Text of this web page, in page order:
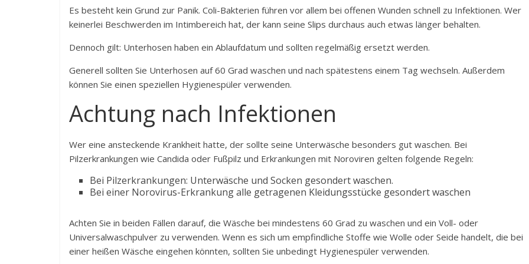
Es besteht kein Grund zur Panik. Coli-Bakterien führen vor allem bei offenen Wunden schnell zu Infektionen. Wer
keinerlei Beschwerden im Intimbereich hat, der kann seine Slips durchaus auch etwas länger behalten.
Dennoch gilt: Unterhosen haben ein Ablaufdatum und sollten regelmäßig ersetzt werden.
Generell sollten Sie Unterhosen auf 60 Grad waschen und nach spätestens einem Tag wechseln. Außerdem
können Sie einen speziellen Hygienespüler verwenden.
Achtung nach Infektionen
Wer eine ansteckende Krankheit hatte, der sollte seine Unterwäsche besonders gut waschen. Bei
Pilzerkrankungen wie Candida oder Fußpilz und Erkrankungen mit Noroviren gelten folgende Regeln:
Bei Pilzerkrankungen: Unterwäsche und Socken gesondert waschen.
Bei einer Norovirus-Erkrankung alle getragenen Kleidungsstücke gesondert waschen
Achten Sie in beiden Fällen darauf, die Wäsche bei mindestens 60 Grad zu waschen und ein Voll- oder
Universalwaschpulver zu verwenden. Wenn es sich um empfindliche Stoffe wie Wolle oder Seide handelt, die bei
einer heißen Wäsche eingehen könnten, sollten Sie unbedingt Hygienespüler verwenden.